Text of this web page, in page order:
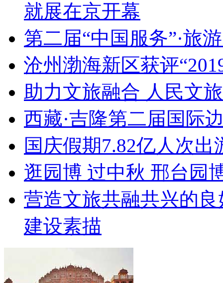
就展在京开幕
第二届“中国服务”·旅
沧州渤海新区获评
助力文旅融合 人民文
西藏·吉隆第二届国际
国庆假期7.82亿人次
逛园博 过中秋 邢台园
营造文旅共融共兴的
建设素描